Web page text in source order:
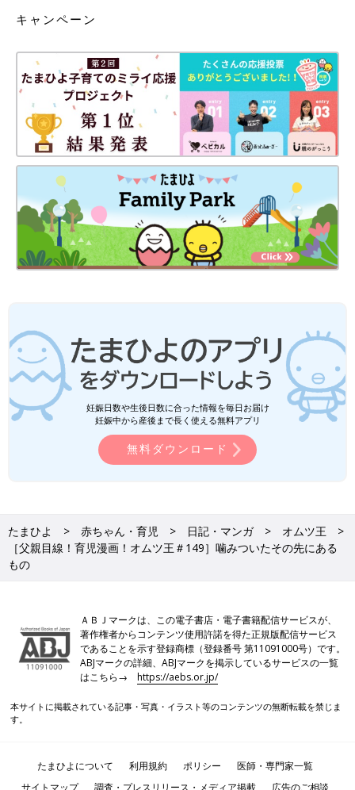
キャンペーン
妊娠日数や生後日数に合った情報を毎日お届け
妊娠中から産後まで長く使える無料アプリ
無料ダウンロード
たまひよ 赤ちゃん・育児 日記・マンガ
オムツ王
［父親目線！育児漫画！オムツ王＃149］噛みついたその先にある
もの
ＡＢＪマークは、この電子書店・電子書籍配信サービスが、
著作権者からコンテンツ使用許諾を得た正規版配信サービス
であることを示す登録商標（登録番号 第11091000号）です。
ABJマークの詳細、ABJマークを掲示しているサービスの一覧
はこちら→https://aebs.or.jp/
本サイトに掲載されている記事・写真・イラスト等のコンテンツの無断転載を禁じま
す。
たまひよについて 利用規約 ポリシー
医師・専門家一覧